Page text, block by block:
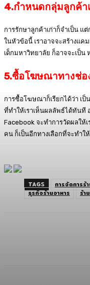
4.กำหนดกลุ่มลูกค้า
การรักษาลูกค้าเก่าก็จำเป็น แ
ในหัวข้อนี้ เราอาจจะสร้างแค
เด็กมหาวิทยาลัย ก็อาจจะเป็น
5.ซื้อโฆษณาทางช่อ
การซื้อโฆษณาก็เรียกได้ว่า เ
ที่ทำให้เราเห็นผลลัพธ์ได้ทันที
Facebook จะทำการวัดผลให้
คน ก็เป็นอีกทางเลือกที่จะทำใ
TAGS การจัดการร้
ธุรกิจร้านอาหาร
ร้า